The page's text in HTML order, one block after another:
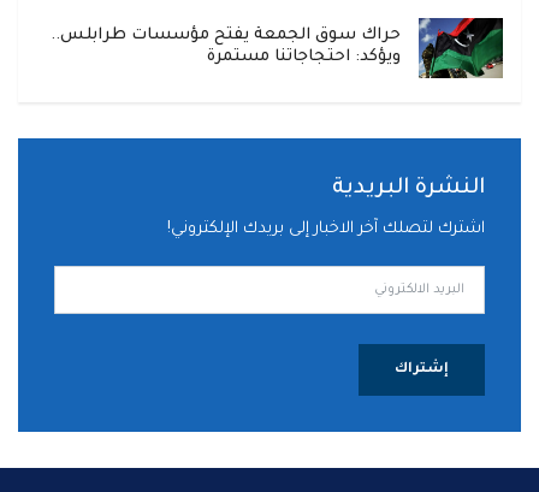
حراك سوق الجمعة يفتح مؤسسات طرابلس..
ويؤكد: احتجاجاتنا مستمرة
النشرة البريدية
اشترك لتصلك آخر الاخبار إلى بريدك الإلكتروني!
إشتراك